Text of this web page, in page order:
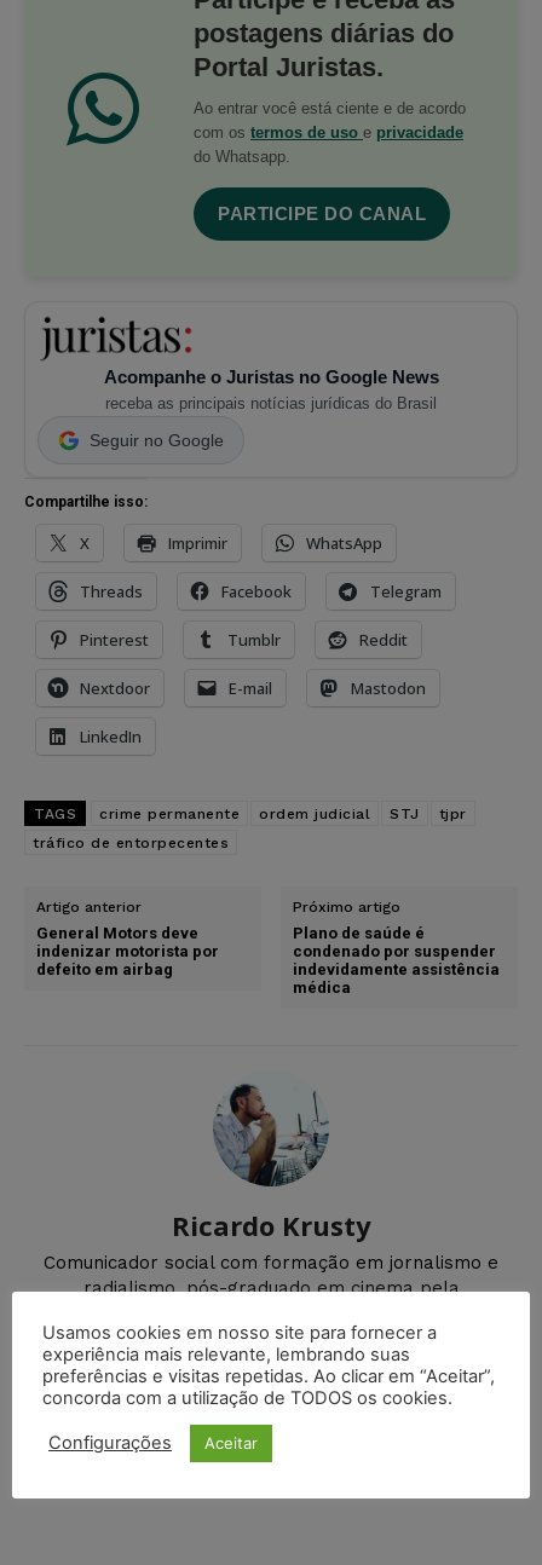
postagens diárias do
Portal Juristas.
Ao entrar você está ciente e de acordo
com os termos de uso e privacidade
do Whatsapp.
PARTICIPE DO CANAL
Acompanhe o Juristas no Google News
receba as principais notícias jurídicas do Brasil
Seguir no Google
Compartilhe isso:
X Imprimir WhatsApp
Threads Facebook Telegram
Pinterest Tumblr Reddit
Nextdoor E-mail Mastodon
LinkedIn
TAGS crime permanente ordem judicial STJ
tjpr
tráfico de entorpecentes
Artigo anterior
General Motors deve
indenizar motorista por
defeito em airbag
Próximo artigo
Plano de saúde é
condenado por suspender
indevidamente assistência
médica
Ricardo Krusty
Comunicador social com formação em jornalismo e
radialismo, pós-graduado em cinema pela
Usamos cookies em nosso site para fornecer a
experiência mais relevante, lembrando suas
preferências e visitas repetidas. Ao clicar em “Aceitar”,
concorda com a utilização de TODOS os cookies.
Configurações Aceitar